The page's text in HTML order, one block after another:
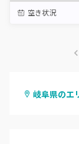
空き状況
岐阜県のエ